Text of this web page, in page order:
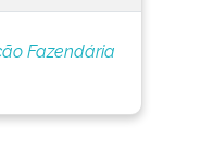
Fazendária